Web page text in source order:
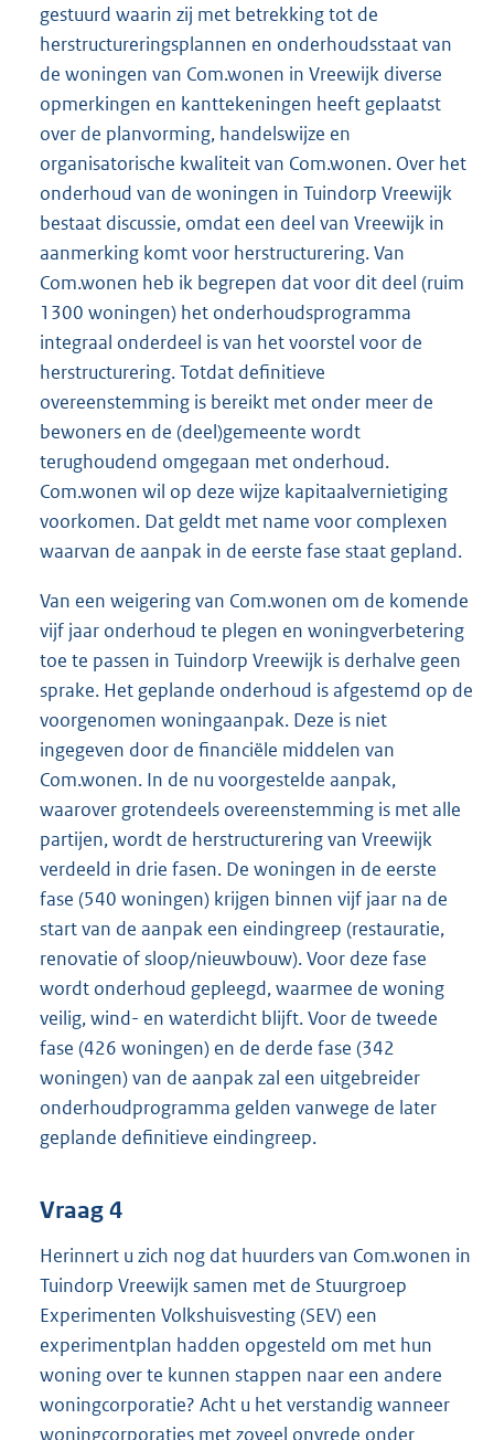
gestuurd waarin zij met betrekking tot de
herstructureringsplannen en onderhoudsstaat van
de woningen van Com.wonen in Vreewijk diverse
opmerkingen en kanttekeningen heeft geplaatst
over de planvorming, handelswijze en
organisatorische kwaliteit van Com.wonen. Over het
onderhoud van de woningen in Tuindorp Vreewijk
bestaat discussie, omdat een deel van Vreewijk in
aanmerking komt voor herstructurering. Van
Com.wonen heb ik begrepen dat voor dit deel (ruim
1300 woningen) het onderhoudsprogramma
integraal onderdeel is van het voorstel voor de
herstructurering. Totdat definitieve
overeenstemming is bereikt met onder meer de
bewoners en de (deel)gemeente wordt
terughoudend omgegaan met onderhoud.
Com.wonen wil op deze wijze kapitaalvernietiging
voorkomen. Dat geldt met name voor complexen
waarvan de aanpak in de eerste fase staat gepland.
Van een weigering van Com.wonen om de komende
vijf jaar onderhoud te plegen en woningverbetering
toe te passen in Tuindorp Vreewijk is derhalve geen
sprake. Het geplande onderhoud is afgestemd op de
voorgenomen woningaanpak. Deze is niet
ingegeven door de financiële middelen van
Com.wonen. In de nu voorgestelde aanpak,
waarover grotendeels overeenstemming is met alle
partijen, wordt de herstructurering van Vreewijk
verdeeld in drie fasen. De woningen in de eerste
fase (540 woningen) krijgen binnen vijf jaar na de
start van de aanpak een eindingreep (restauratie,
renovatie of sloop/nieuwbouw). Voor deze fase
wordt onderhoud gepleegd, waarmee de woning
veilig, wind- en waterdicht blijft. Voor de tweede
fase (426 woningen) en de derde fase (342
woningen) van de aanpak zal een uitgebreider
onderhoudprogramma gelden vanwege de later
geplande definitieve eindingreep.
Vraag 4
Herinnert u zich nog dat huurders van Com.wonen in
Tuindorp Vreewijk samen met de Stuurgroep
Experimenten Volkshuisvesting (SEV) een
experimentplan hadden opgesteld om met hun
woning over te kunnen stappen naar een andere
woningcorporatie? Acht u het verstandig wanneer
woningcorporaties met zoveel onvrede onder